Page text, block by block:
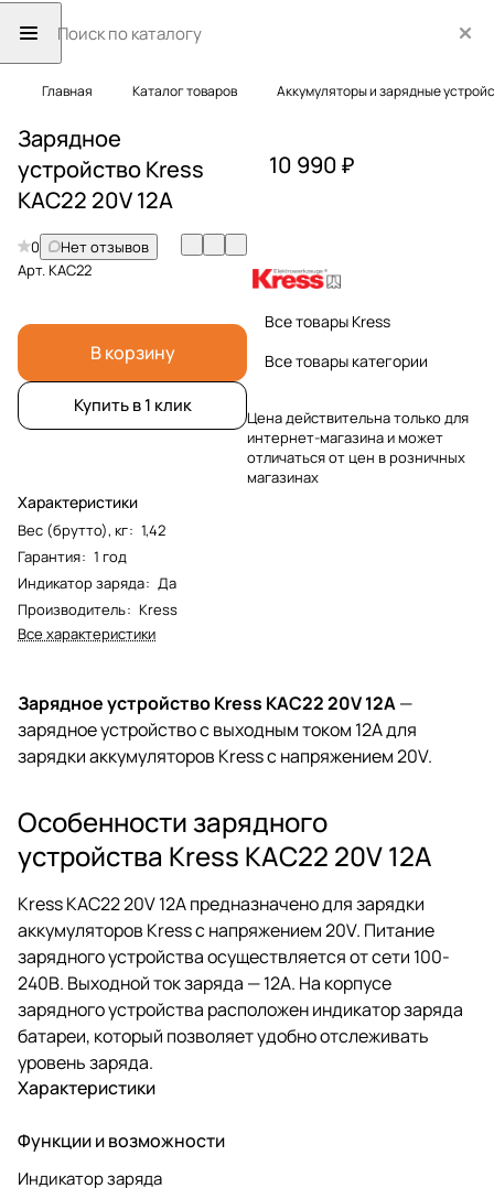
Главная Каталог товаров Аккумуляторы и зарядные
Зарядное
устройство Kress
KAC22 20V 12A
0
Нет отзывов
Арт.KAC22
В корзину
Купить в 1 клик
Характеристики
Вес (брутто), кг: 1,42
Гарантия: 1 год
Индикатор заряда: Да
Производитель: Kress
Все характеристики
10 990 ₽
Все товары Kress
Все товары категории
Цена действительна только для
интернет-магазина и может
отличаться от цен в розничных
магазинах
Зарядное устройство Kress KAC22 20V 12A—
зарядное устройство с выходным током 12А для
зарядки аккумуляторов Kress с напряжением 20V.
Особенности зарядного
устройства Kress KAC22 20V 12A
Kress KAC22 20V 12A предназначено для зарядки
аккумуляторов Kress с напряжением 20V. Питание
зарядного устройства осуществляется от сети 100-
240В. Выходной ток заряда — 12A. На корпусе
зарядного устройства расположен индикатор заряда
батареи, который позволяет удобно отслеживать
уровень заряда.
Характеристики
Функции и возможности
Индикатор заряда